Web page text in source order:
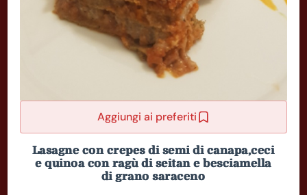
Aggiungi ai preferiti
Lasagne con crepes di semi di canapa,ceci
e quinoa con ragù di seitan e besciamella
di grano saraceno